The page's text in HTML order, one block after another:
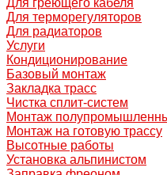
Для греющего кабеля
Для терморегуляторов
Для радиаторов
Услуги
Кондиционирование
Базовый монтаж
Закладка трасс
Чистка сплит-систем
Монтаж
Монтаж на готовую трассу
Высотные работы
Установка альпинистом